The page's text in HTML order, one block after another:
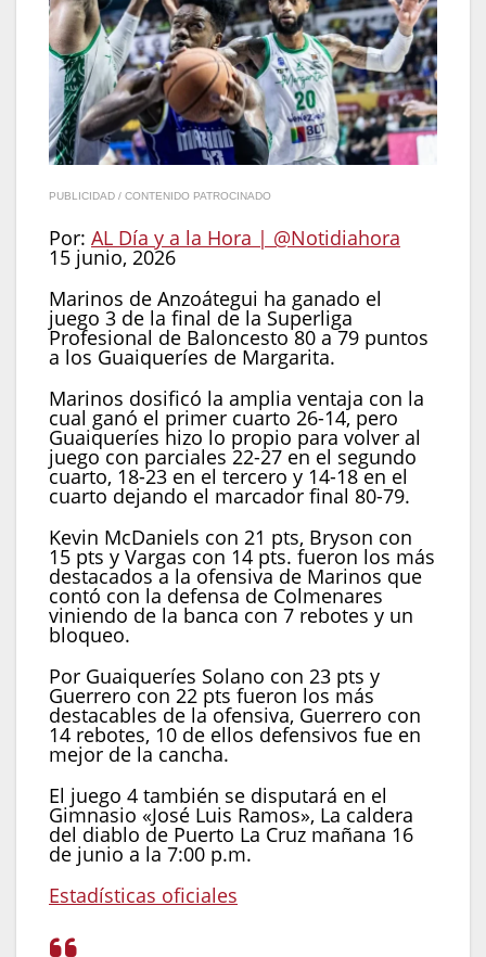
PUBLICIDAD / CONTENIDO PATROCINADO
Por: AL Día y a la Hora | @Notidiahora
15 junio, 2026
Marinos de Anzoátegui ha ganado el
juego 3 de la final de la Superliga
Profesional de Baloncesto 80 a 79 puntos
a los Guaiqueríes de Margarita.
Marinos dosificó la amplia ventaja con la
cual ganó el primer cuarto 26-14, pero
Guaiqueríes hizo lo propio para volver al
juego con parciales 22-27 en el segundo
cuarto, 18-23 en el tercero y 14-18 en el
cuarto dejando el marcador final 80-79.
Kevin McDaniels con 21 pts, Bryson con
15 pts y Vargas con 14 pts. fueron los más
destacados a la ofensiva de Marinos que
contó con la defensa de Colmenares
viniendo de la banca con 7 rebotes y un
bloqueo.
Por Guaiqueríes Solano con 23 pts y
Guerrero con 22 pts fueron los más
destacables de la ofensiva, Guerrero con
14 rebotes, 10 de ellos defensivos fue en
mejor de la cancha.
El juego 4 también se disputará en el
Gimnasio «José Luis Ramos», La caldera
del diablo de Puerto La Cruz mañana 16
de junio a la 7:00 p.m.
Estadísticas oficiales